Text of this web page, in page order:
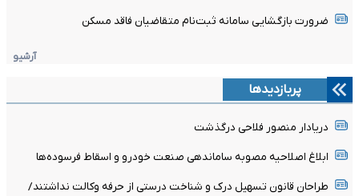
ضرورت بازگشایی سامانه ثبت‌نام متقاضیان فاقد مسکن
آرشیو
پربازدیدها
دریادار منصور فلاحی درگذشت
ابلاغ اصلاحیه مصوبه ساماندهی صنعت خودرو و اسقاط فرسوده‌ها
طراحان قانون تسهیل درک و شناخت درستی از حرفه وکالت نداشتند/